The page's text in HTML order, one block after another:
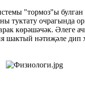
"тормоз"ы
туктату очрагында
көрәшәчәк. Әлеге
шактый нәтиҗәле дип